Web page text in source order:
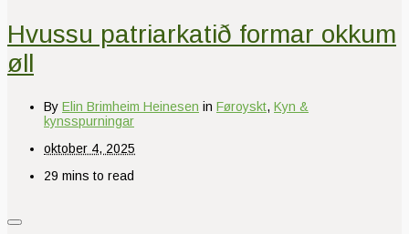
Hvussu patriarkatið formar okkum
øll
By Elin Brimheim Heinesen in Føroyskt, Kyn &
kynsspurningar
oktober 4, 2025
29 mins to read